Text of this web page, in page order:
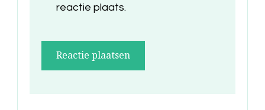
reactie plaats.